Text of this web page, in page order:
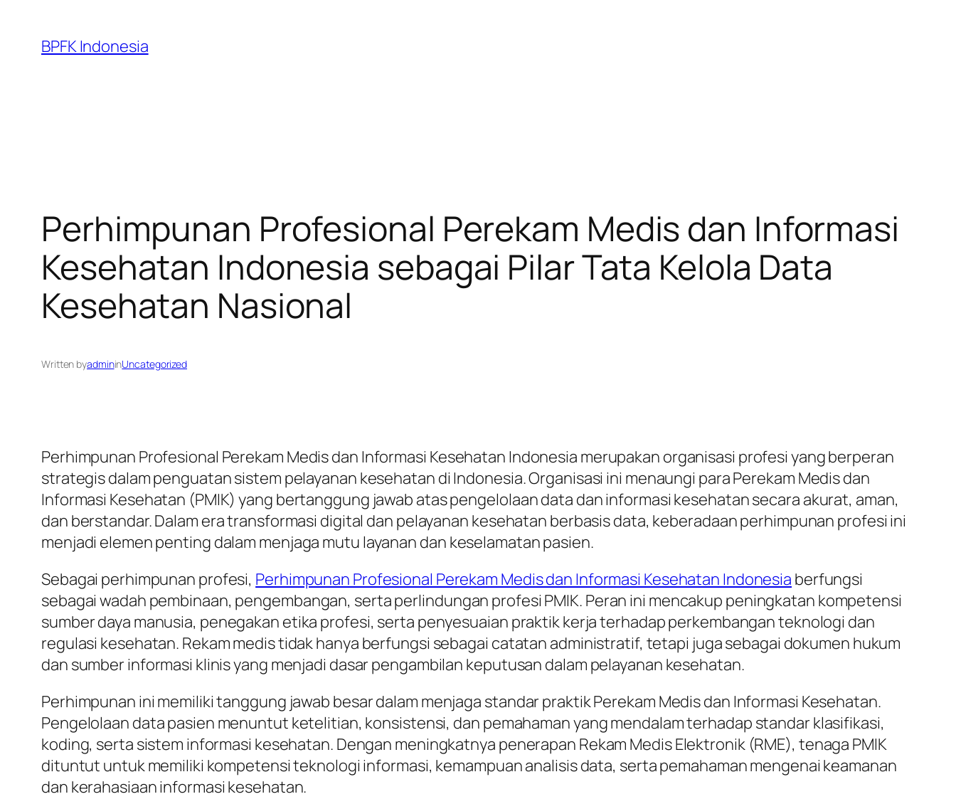
content
BPFK Indonesia
Perhimpunan Profesional Perekam Medis dan Informasi
Kesehatan Indonesia sebagai Pilar Tata Kelola Data
Kesehatan Nasional
Written byadmininUncategorized
Perhimpunan Profesional Perekam Medis dan Informasi Kesehatan Indonesia merupakan organisasi profesi yang berperan
strategis dalam penguatan sistem pelayanan kesehatan di Indonesia. Organisasi ini menaungi para Perekam Medis dan
Informasi Kesehatan (PMIK) yang bertanggung jawab atas pengelolaan data dan informasi kesehatan secara akurat, aman,
dan berstandar. Dalam era transformasi digital dan pelayanan kesehatan berbasis data, keberadaan perhimpunan profesi ini
menjadi elemen penting dalam menjaga mutu layanan dan keselamatan pasien.
Sebagai perhimpunan profesi, Perhimpunan Profesional Perekam Medis dan Informasi Kesehatan Indonesia berfungsi
sebagai wadah pembinaan, pengembangan, serta perlindungan profesi PMIK. Peran ini mencakup peningkatan kompetensi
sumber daya manusia, penegakan etika profesi, serta penyesuaian praktik kerja terhadap perkembangan teknologi dan
regulasi kesehatan. Rekam medis tidak hanya berfungsi sebagai catatan administratif, tetapi juga sebagai dokumen hukum
dan sumber informasi klinis yang menjadi dasar pengambilan keputusan dalam pelayanan kesehatan.
Perhimpunan ini memiliki tanggung jawab besar dalam menjaga standar praktik Perekam Medis dan Informasi Kesehatan.
Pengelolaan data pasien menuntut ketelitian, konsistensi, dan pemahaman yang mendalam terhadap standar klasifikasi,
koding, serta sistem informasi kesehatan. Dengan meningkatnya penerapan Rekam Medis Elektronik (RME), tenaga PMIK
dituntut untuk memiliki kompetensi teknologi informasi, kemampuan analisis data, serta pemahaman mengenai keamanan
dan kerahasiaan informasi kesehatan.